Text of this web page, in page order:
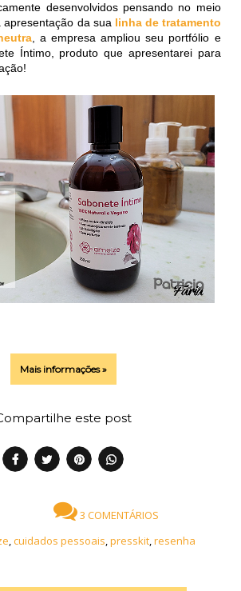
desenvolvidos pensando no meio
apresentação da sua linha de tratamento
, a empresa ampliou seu portfólio e
Íntimo, produto que apresentarei para
Mais informações »
este post
3 COMENTÁRIOS
,cuidados pessoais,presskit,resenha